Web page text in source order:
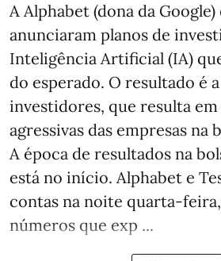
A Alphabet (dona da Google)
anunciaram planos de
Inteligência Artificial (IA)
do esperado. O resultado é
investidores, que resulta em
agressivas das empresas na
A época de resultados na
está no início. Alphabet e
contas na noite quarta-
números que exp ...